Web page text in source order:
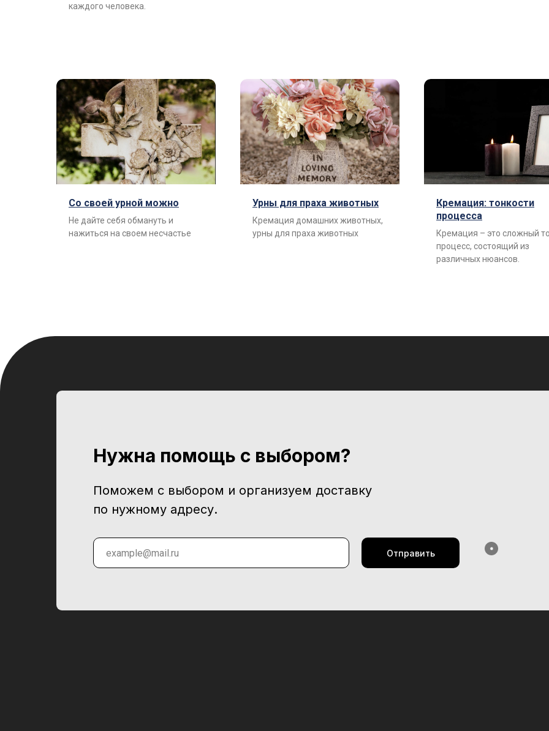
каждого человека.
Со своей урной можно
Не дайте себя обмануть и
нажиться на своем несчастье
Урны для праха животных
Кремация домашних животных,
урны для праха животных
Кремация: тонкости
процесса
Кремация – это сложный
процесс, состоящий из
различных нюансов.
Нужна помощь с выбором?
Поможем с выбором и организуем доставку
по нужному адресу.
Отправить ✹